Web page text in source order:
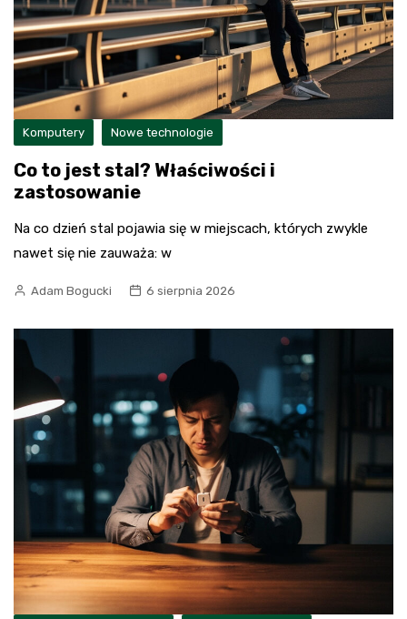
Komputery Nowe technologie
Co to jest stal? Właściwości i
zastosowanie
Na co dzień stal pojawia się w miejscach, których zwykle
nawet się nie zauważa: w
Adam Bogucki 6 sierpnia 2026